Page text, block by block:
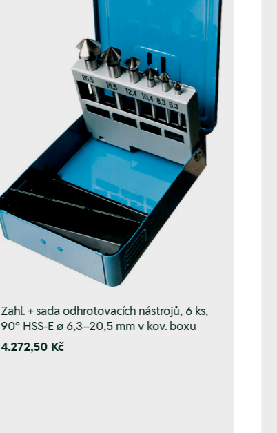
Zahl. + sada odhrotovacích nástrojů, 6 ks,
90° HSS-E ø 6,3–20,5 mm v kov. boxu
4.272,50 Kč